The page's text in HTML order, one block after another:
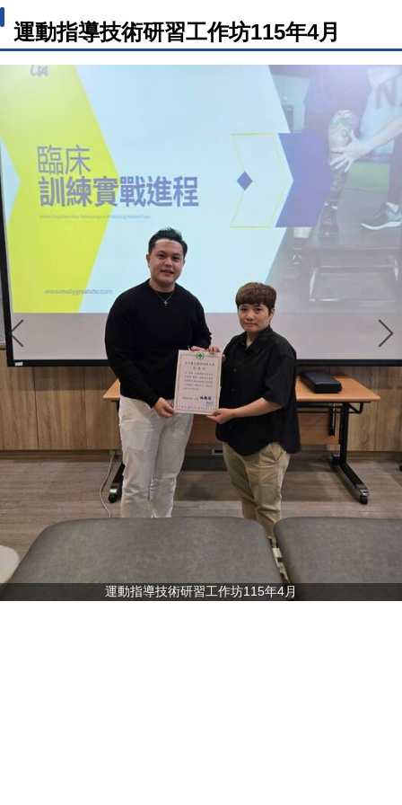
運動指導技術研習工作坊115年4月
運動指導技術研習工作坊115年4月